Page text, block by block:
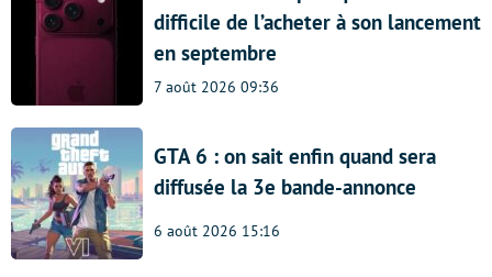
difficile de l’acheter à son lancement
en septembre
7 août 2026 09:36
GTA 6 : on sait enfin quand sera
diffusée la 3e bande-annonce
6 août 2026 15:16